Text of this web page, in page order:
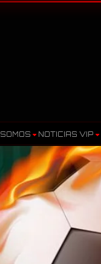
NOTICIAS VIP